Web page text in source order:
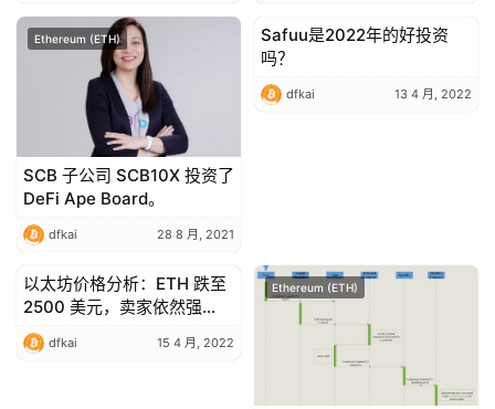
Ethereum (ETH)
SCB 子公司 SCB10X 投资了
DeFi Ape Board。
dfkai 28 8 月, 2021
Ethereum (ETH)
Safuu是2022年的好投资
吗？
dfkai 13 4 月, 2022
Ethereum (ETH)
以太坊价格分析：ETH 跌至
2500 美元，卖家依然强
劲？
dfkai 15 4 月, 2022
Ethereum (ETH)